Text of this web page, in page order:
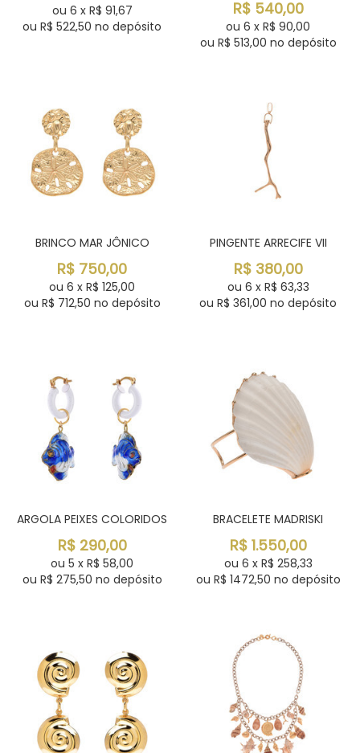
ou 6 x R$ 91,67
ou R$ 522,50 no depósito
R$ 540,00
ou 6 x R$ 90,00
ou R$ 513,00 no depósito
BRINCO MAR JÔNICO
R$ 750,00
ou 6 x R$ 125,00
ou R$ 712,50 no depósito
PINGENTE ARRECIFE VII
R$ 380,00
ou 6 x R$ 63,33
ou R$ 361,00 no depósito
ARGOLA PEIXES COLORIDOS
R$ 290,00
ou 5 x R$ 58,00
ou R$ 275,50 no depósito
BRACELETE MADRISKI
R$ 1.550,00
ou 6 x R$ 258,33
ou R$ 1472,50 no depósito